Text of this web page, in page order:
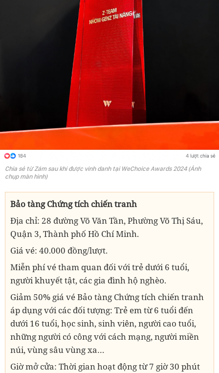
Chia sẻ từ Zám sau khi được vinh danh tại WeChoice Awards 2024 (Ảnh
chụp màn hình)
Bảo tàng Chứng tích chiến tranh
Địa chỉ: 28 đường Võ Văn Tần, Phường Võ Thị Sáu,
Quận 3, Thành phố Hồ Chí Minh.
Giá vé: 40.000 đồng/lượt.
Miễn phí vé tham quan đối với trẻ dưới 6 tuổi,
người khuyết tật, các gia đình hộ nghèo.
Giảm 50% giá vé Bảo tàng Chứng tích chiến tranh
áp dụng với các đối tượng: Trẻ em từ 6 tuổi đến
dưới 16 tuổi, học sinh, sinh viên, người cao tuổi,
những người có công với cách mạng, người miền
núi, vùng sâu vùng xa…
Giờ mở cửa: Thời gian hoạt động từ 7 giờ 30 phút